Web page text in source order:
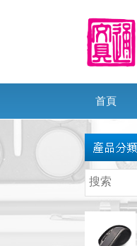
首頁